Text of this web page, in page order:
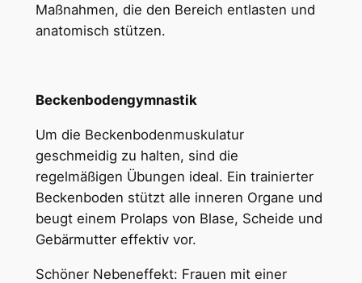
Maßnahmen, die den Bereich entlasten und
anatomisch stützen.
Beckenbodengymnastik
Um die Beckenbodenmuskulatur
geschmeidig zu halten, sind die
regelmäßigen Übungen ideal. Ein trainierter
Beckenboden stützt alle inneren Organe und
beugt einem Prolaps von Blase, Scheide und
Gebärmutter effektiv vor.
Schöner Nebeneffekt: Frauen mit einer